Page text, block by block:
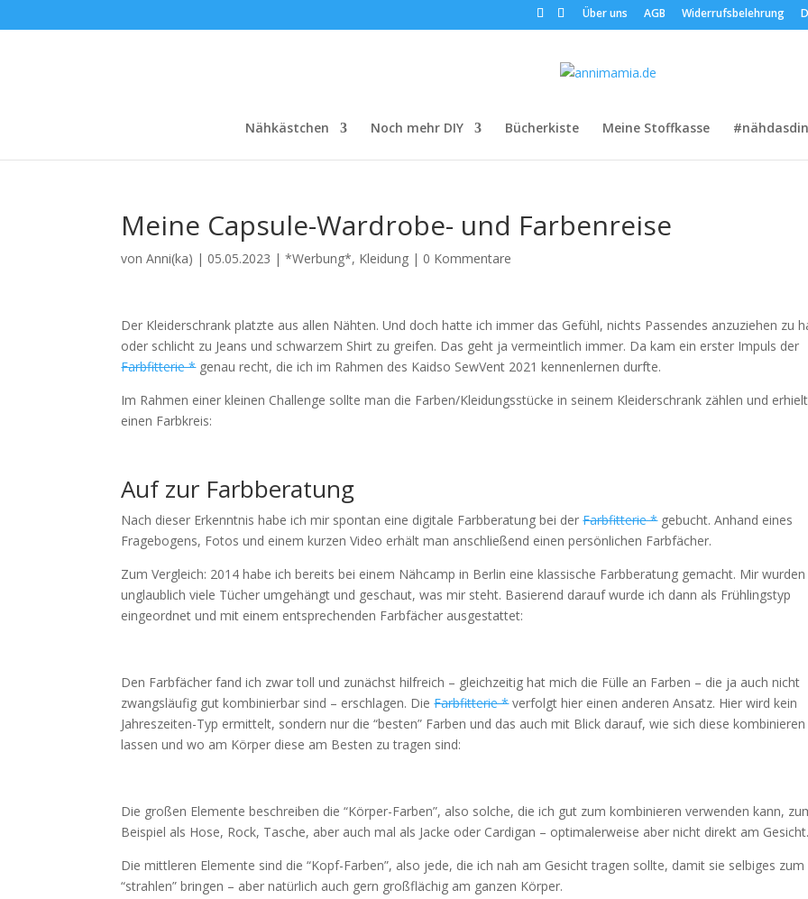
Über uns AGB Widerrufsbelehrung
Nähkästchen Noch mehr DIY Bücherkiste Meine Stoffkasse
Meine Capsule-Wardrobe- und Farbenreise
vonAnni(ka) | 05.05.2023 |*Werbung*, Kleidung | 0 Kommentare
Der Kleiderschrank platzte aus allen Nähten. Und doch hatte ich immer das Gefühl, nichts Passendes anzuziehen zu
oder schlicht zu Jeans und schwarzem Shirt zu greifen. Das geht ja vermeintlich immer. Da kam ein erster Impuls der
Farbfitterie *genau recht, die ich im Rahmen des Kaidso SewVent 2021 kennenlernen durfte.
Im Rahmen einer kleinen Challenge sollte man die Farben/Kleidungsstücke in seinem Kleiderschrank zählen und erhielt
einen Farbkreis:
Auf zur Farbberatung
Nach dieser Erkenntnis habe ich mir spontan eine digitale Farbberatung bei derFarbfitterie *gebucht. Anhand eines
Fragebogens, Fotos und einem kurzen Video erhält man anschließend einen persönlichen Farbfächer.
Zum Vergleich: 2014 habe ich bereits bei einem Nähcamp in Berlin eine klassische Farbberatung gemacht. Mir wurden
unglaublich viele Tücher umgehängt und geschaut, was mir steht. Basierend darauf wurde ich dann als Frühlingstyp
eingeordnet und mit einem entsprechenden Farbfächer ausgestattet:
Den Farbfächer fand ich zwar toll und zunächst hilfreich – gleichzeitig hat mich die Fülle an Farben – die ja auch nicht
zwangsläufig gut kombinierbar sind – erschlagen. DieFarbfitterie *verfolgt hier einen anderen Ansatz. Hier wird kein
Jahreszeiten-Typ ermittelt, sondern nur die “besten” Farben und das auch mit Blick darauf, wie sich diese kombinieren
lassen und wo am Körper diese am Besten zu tragen sind:
Die großen Elemente beschreiben die “Körper-Farben”, also solche, die ich gut zum kombinieren verwenden kann,
Beispiel als Hose, Rock, Tasche, aber auch mal als Jacke oder Cardigan – optimalerweise aber nicht direkt am
Die mittleren Elemente sind die “Kopf-Farben”, also jede, die ich nah am Gesicht tragen sollte, damit sie selbiges zum
“strahlen” bringen – aber natürlich auch gern großflächig am ganzen Körper.